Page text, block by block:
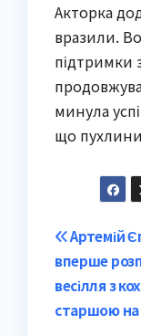
Акторка
вразили.
підтримки
минула
що
Post
Артемій
вперше
весілля з
старшою на